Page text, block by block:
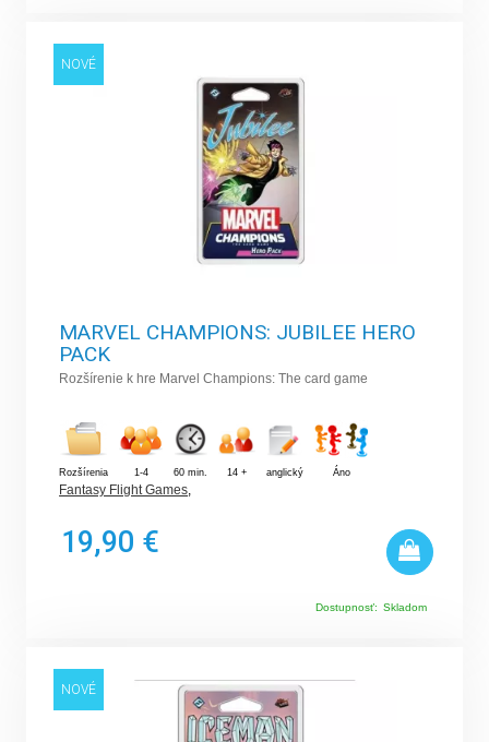
NOVÉ
MARVEL CHAMPIONS: JUBILEE HERO
PACK
Rozšírenie k hre Marvel Champions: The card game
Rozšírenia 1-4 60 min. 14 + anglický Áno
Fantasy Flight Games,
19,90 €
Dostupnosť: Skladom
NOVÉ